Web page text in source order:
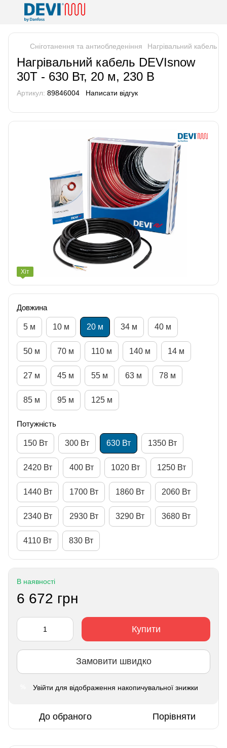
Сніготанення та антиобледеніння Нагрівальний кабель
Нагрівальний кабель DEVIsnow
30T - 630 Вт, 20 м, 230 В
Артикул: 89846004 Написати відгук
Хіт
Довжина
5 м 10 м 20 м 34 м 40 м
50 м 70 м 110 м 140 м 14 м
27 м 45 м 55 м 63 м 78 м
85 м 95 м 125 м
Потужність
150 Вт 300 Вт 630 Вт 1350 Вт
2420 Вт 400 Вт 1020 Вт 1250 Вт
1440 Вт 1700 Вт 1860 Вт 2060 Вт
2340 Вт 2930 Вт 3290 Вт 3680 Вт
4110 Вт 830 Вт
В наявності
6 672 грн
Купити
Замовити швидко
Увійти для відображення накопичувальної знижки
До обраного Порівняти